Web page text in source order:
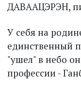
ДАВААЦЭРЭН,
У себя на
единственный
"ушел" в небо
профессии -